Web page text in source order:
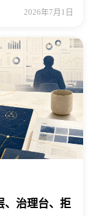
2026年7月1日
、治理台、拒